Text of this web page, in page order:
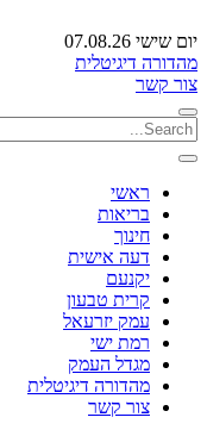
יום שישי 07.08.26
מהדורה דיגיטלית
צור קשר
ראשי
בריאות
חינוך
דעה אישית
יקנעם
קרית טבעון
עמק יזרעאל
רמת ישי
מגדל העמק
מהדורה דיגיטלית
צור קשר